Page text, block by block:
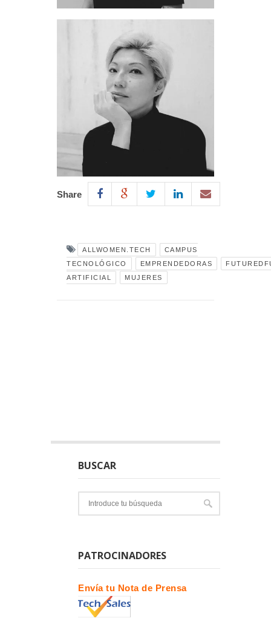
Share
ALLWOMEN.TECH
CAMPUS
TECNOLÓGICO
EMPRENDEDORAS
ARTIFICIAL
MUJERES
BUSCAR
PATROCINADORES
Envía tu Nota de Prensa